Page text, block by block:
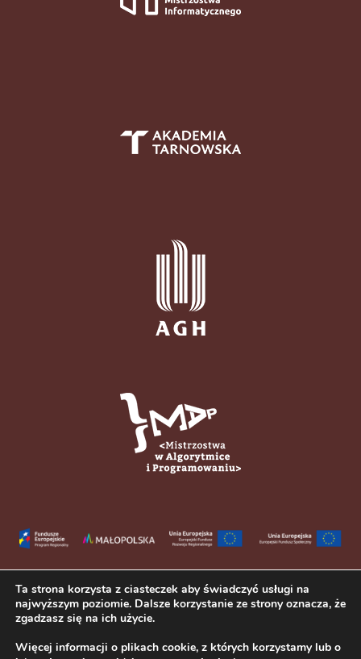
Ta strona korzysta z ciasteczek aby świadczyć usługi na
najwyższym poziomie. Dalsze korzystanie ze strony oznacza, że
zgadzasz się na ich użycie.
Więcej informacji o plikach cookie, z których korzystamy lub o